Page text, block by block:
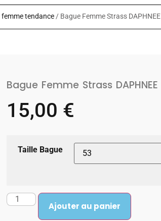
femme tendance/ Bague Femme Strass DAPHNEE
Bague Femme Strass DAPHNEE
15,00 €
Taille Bague
Ajouter au panier